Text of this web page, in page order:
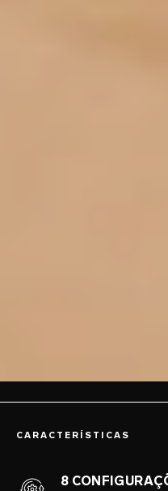
CARACTERÍSTICAS
8